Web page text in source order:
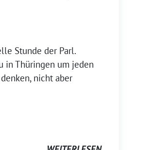
Stunde der Parl.
in Thüringen um jeden
nicht aber